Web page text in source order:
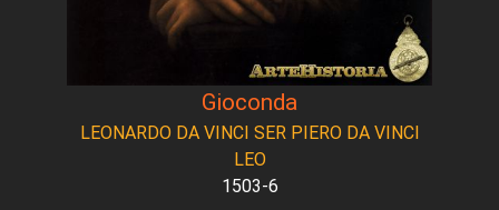
Gioconda
LEONARDO DA VINCI SER PIERO DA VINCI
LEO
1503-6